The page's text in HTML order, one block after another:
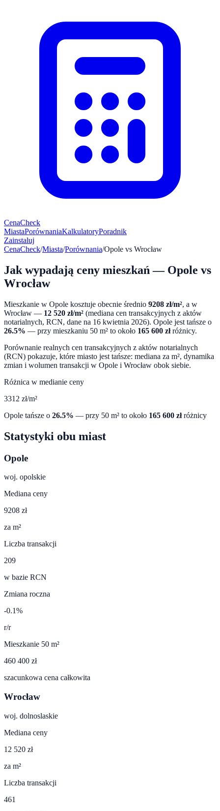
CenaCheck
MiastaPorównaniaKalkulatoryPoradnik
Zainstaluj
CenaCheck/Miasta/Porównania/Opole vs Wrocław
Jak wypadają ceny mieszkań — Opole vs
Wrocław
Mieszkanie w Opole kosztuje obecnie średnio 9208 zł/m², a w
Wrocław — 12 520 zł/m² (mediana cen transakcyjnych z aktów
notarialnych, RCN, dane na 16 kwietnia 2026). Opole jest tańsze o
26.5% — przy mieszkaniu 50 m² to około 165 600 złróżnicy.
Porównanie realnych cen transakcyjnych z aktów notarialnych
(RCN) pokazuje, które miasto jest tańsze: mediana za m², dynamika
zmian i wolumen transakcji w Opole i Wrocław obok siebie.
Różnica w medianie ceny
3312 zł/m²
Opole tańsze o 26.5% — przy 50 m² to około 165 600 złróżnicy
Statystyki obu miast
Opole
woj. opolskie
Mediana ceny
9208 zł
za m²
Liczba transakcji
209
w bazie RCN
Zmiana roczna
-0.1%
r/r
Mieszkanie 50 m²
460 400 zł
szacunkowa cena całkowita
Wrocław
woj. dolnoslaskie
Mediana ceny
12 520 zł
za m²
Liczba transakcji
461